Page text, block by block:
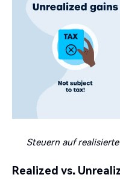
Steuern auf
Realized vs.